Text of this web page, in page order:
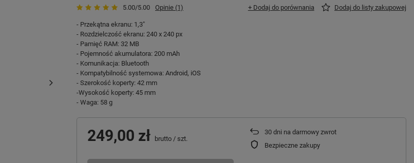
5.00/5.00 Opinie (1) + Dodaj do porównania Dodaj do listy zakupowej
- Przekątna ekranu: 1,3"
- Rozdzielczość ekranu: 240 x 240 px
- Pamięć RAM: 32 MB
- Pojemność akumulatora: 200 mAh
- Komunikacja: Bluetooth
- Kompatybilność systemowa: Android, iOS
- Szerokość koperty: 42 mm
-Wysokość koperty: 45 mm
- Waga: 58 g
249,00 zł brutto / szt.
30 dni na darmowy zwrot
Bezpieczne zakupy